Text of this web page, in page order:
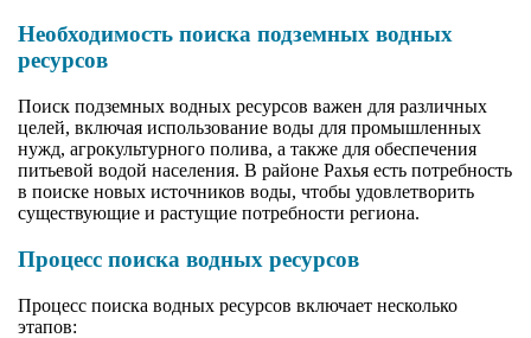
Необходимость поиска подземных водных
ресурсов
Поиск подземных водных ресурсов важен для различных
целей, включая использование воды для промышленных
нужд, агрокультурного полива, а также для обеспечения
питьевой водой населения. В районе Рахья есть потребность
в поиске новых источников воды, чтобы удовлетворить
существующие и растущие потребности региона.
Процесс поиска водных ресурсов
Процесс поиска водных ресурсов включает несколько
этапов: